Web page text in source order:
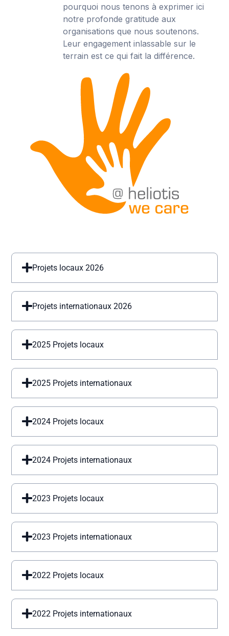
pourquoi nous tenons à exprimer ici
notre profonde gratitude aux
organisations que nous soutenons.
Leur engagement inlassable sur le
terrain est ce qui fait la différence.
Projets locaux 2026
Projets internationaux 2026
2025 Projets locaux
2025 Projets internationaux
2024 Projets locaux
2024 Projets internationaux
2023 Projets locaux
2023 Projets internationaux
2022 Projets locaux
2022 Projets internationaux